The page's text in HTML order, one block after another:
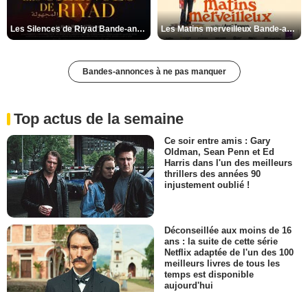
Les Silences de Riyad Bande-annonce VO STFR Les Matins merveilleux Bande-annonce VF
Bandes-annonces à ne pas manquer
Top actus de la semaine
Ce soir entre amis : Gary
Oldman, Sean Penn et Ed
Harris dans l'un des meilleurs
thrillers des années 90
injustement oublié !
Déconseillée aux moins de 16
ans : la suite de cette série
Netflix adaptée de l'un des 100
meilleurs livres de tous les
temps est disponible
aujourd'hui